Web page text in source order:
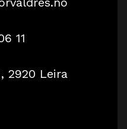
11
2920 Leira